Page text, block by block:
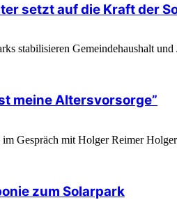
setzt auf die Kraft der
stabilisieren Gemeindehaushalt
meine Altersvorsorge”
Gespräch mit Holger Reimer
zum Solarpark